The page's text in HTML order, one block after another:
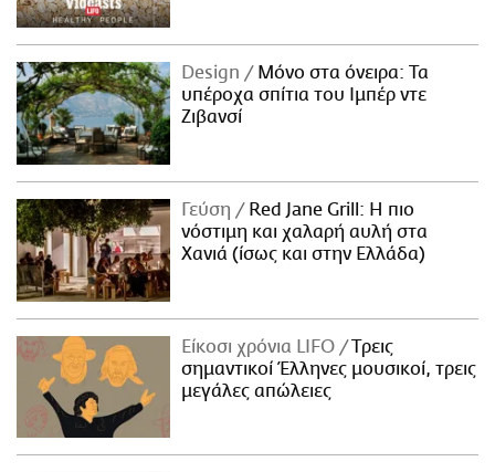
Design
Μόνο στα όνειρα: Τα
υπέροχα σπίτια του Ιμπέρ ντε
Ζιβανσί
Γεύση
Red Jane Grill: Η πιο
νόστιμη και χαλαρή αυλή στα
Χανιά (ίσως και στην Ελλάδα)
Είκοσι χρόνια LIFO
Tρεις
σημαντικοί Έλληνες μουσικοί, τρεις
μεγάλες απώλειες